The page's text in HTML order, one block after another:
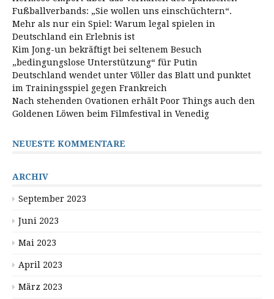
Fußballverbands: „Sie wollen uns einschüchtern“.
Mehr als nur ein Spiel: Warum legal spielen in
Deutschland ein Erlebnis ist
Kim Jong-un bekräftigt bei seltenem Besuch
„bedingungslose Unterstützung“ für Putin
Deutschland wendet unter Völler das Blatt und punktet
im Trainingsspiel gegen Frankreich
Nach stehenden Ovationen erhält Poor Things auch den
Goldenen Löwen beim Filmfestival in Venedig
NEUESTE KOMMENTARE
ARCHIV
September 2023
Juni 2023
Mai 2023
April 2023
März 2023